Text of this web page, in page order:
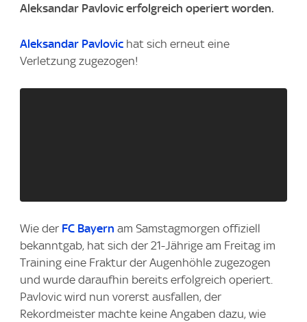
Aleksandar Pavlovic erfolgreich operiert worden.
Aleksandar Pavlovic hat sich erneut eine
Verletzung zugezogen!
Wie der FC Bayern am Samstagmorgen offiziell
bekanntgab, hat sich der 21-Jährige am Freitag im
Training eine Fraktur der Augenhöhle zugezogen
und wurde daraufhin bereits erfolgreich operiert.
Pavlovic wird nun vorerst ausfallen, der
Rekordmeister machte keine Angaben dazu, wie